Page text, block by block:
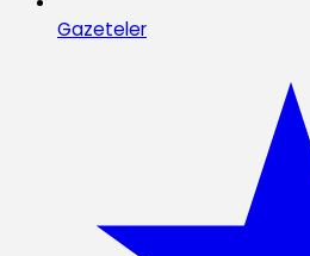
Gazeteler